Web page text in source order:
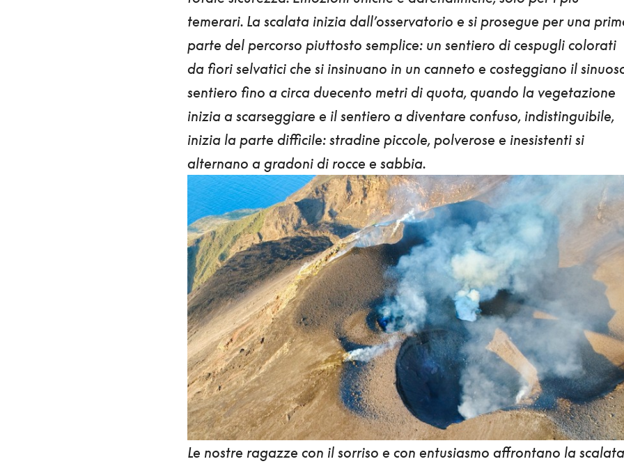
temerari. La scalata iniziadall’osservatorio e si prosegue per una
parte del percorso piuttosto semplice: un sentiero di cespugli colorati
da fiori selvatici che si insinuano in un canneto e costeggiano il
sentiero fino a circa duecento metri di quota, quando la vegetazione
inizia a scarseggiare e il sentiero a diventare confuso, indistinguibile,
inizia la parte difficile: stradine piccole, polverose e inesistenti si
alternano a gradoni di rocce e sabbia.
Le nostre ragazze con il sorriso e con entusiasmo affrontano la